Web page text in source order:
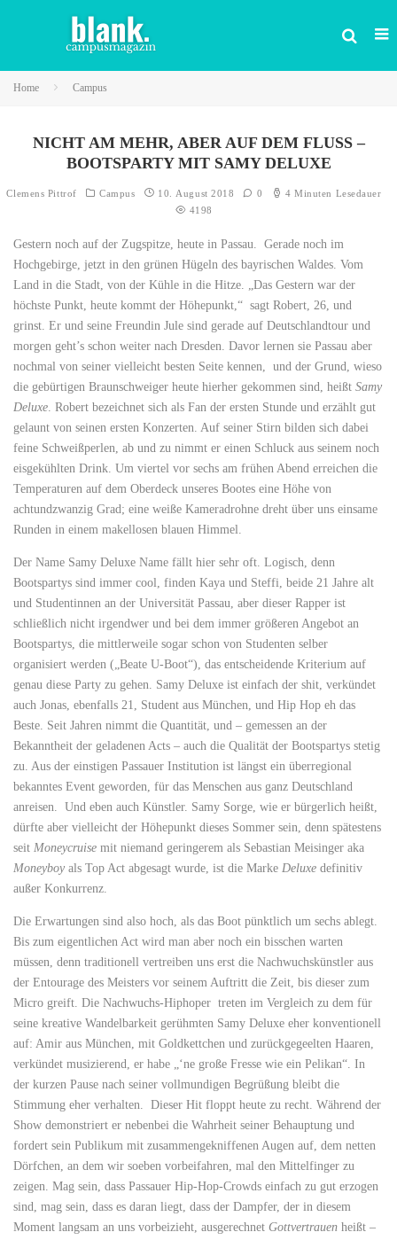
Home Campus
NICHT AM MEHR, ABER AUF DEM FLUSS –
BOOTSPARTY MIT SAMY DELUXE
Clemens Pittrof Campus 10. August 2018 0
4 Minuten Lesedauer
4198
Gestern noch auf der Zugspitze, heute in Passau. Gerade noch im
Hochgebirge, jetzt in den grünen Hügeln des bayrischen Waldes. Vom
Land in die Stadt, von der Kühle in die Hitze. „Das Gestern war der
höchste Punkt, heute kommt der Höhepunkt,“ sagt Robert, 26, und
grinst. Er und seine Freundin Jule sind gerade auf Deutschlandtour und
morgen geht’s schon weiter nach Dresden. Davor lernen sie Passau aber
nochmal von seiner vielleicht besten Seite kennen, und der Grund, wieso
die gebürtigen Braunschweiger heute hierher gekommen sind, heißt Samy
Deluxe. Robert bezeichnet sich als Fan der ersten Stunde und erzählt gut
gelaunt von seinen ersten Konzerten. Auf seiner Stirn bilden sich dabei
feine Schweißperlen, ab und zu nimmt er einen Schluck aus seinem noch
eisgekühlten Drink. Um viertel vor sechs am frühen Abend erreichen die
Temperaturen auf dem Oberdeck unseres Bootes eine Höhe von
achtundzwanzig Grad; eine weiße Kameradrohne dreht über uns einsame
Runden in einem makellosen blauen Himmel.
Der Name Samy Deluxe Name fällt hier sehr oft. Logisch, denn
Bootspartys sind immer cool, finden Kaya und Steffi, beide 21 Jahre alt
und Studentinnen an der Universität Passau, aber dieser Rapper ist
schließlich nicht irgendwer und bei dem immer größeren Angebot an
Bootspartys, die mittlerweile sogar schon von Studenten selber
organisiert werden („Beate U-Boot“), das entscheidende Kriterium auf
genau diese Party zu gehen. Samy Deluxe ist einfach der shit, verkündet
auch Jonas, ebenfalls 21, Student aus München, und Hip Hop eh das
Beste. Seit Jahren nimmt die Quantität, und – gemessen an der
Bekanntheit der geladenen Acts – auch die Qualität der Bootspartys stetig
zu. Aus der einstigen Passauer Institution ist längst ein überregional
bekanntes Event geworden, für das Menschen aus ganz Deutschland
anreisen. Und eben auch Künstler. Samy Sorge, wie er bürgerlich heißt,
dürfte aber vielleicht der Höhepunkt dieses Sommer sein, denn spätestens
seit Moneycruise mit niemand geringerem als Sebastian Meisinger aka
Moneyboy als Top Act abgesagt wurde, ist die Marke Deluxe definitiv
außer Konkurrenz.
Die Erwartungen sind also hoch, als das Boot pünktlich um sechs ablegt.
Bis zum eigentlichen Act wird man aber noch ein bisschen warten
müssen, denn traditionell vertreiben uns erst die Nachwuchskünstler aus
der Entourage des Meisters vor seinem Auftritt die Zeit, bis dieser zum
Micro greift. Die Nachwuchs-Hiphoper treten im Vergleich zu dem für
seine kreative Wandelbarkeit gerühmten Samy Deluxe eher konventionell
auf: Amir aus München, mit Goldkettchen und zurückgegeelten Haaren,
verkündet musizierend, er habe „‘ne große Fresse wie ein Pelikan“. In
der kurzen Pause nach seiner vollmundigen Begrüßung bleibt die
Stimmung eher verhalten. Dieser Hit floppt heute zu recht. Während der
Show demonstriert er nebenbei die Wahrheit seiner Behauptung und
fordert sein Publikum mit zusammengekniffenen Augen auf, dem netten
Dörfchen, an dem wir soeben vorbeifahren, mal den Mittelfinger zu
zeigen. Mag sein, dass Passauer Hip-Hop-Crowds einfach zu gut erzogen
sind, mag sein, dass es daran liegt, dass der Dampfer, der in diesem
Moment langsam an uns vorbeizieht, ausgerechnet Gottvertrauen heißt –